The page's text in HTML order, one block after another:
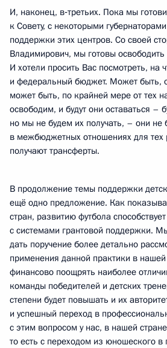
И, наконец, в‑третьих. Пока мы
к Совету, с некоторыми
поддержки этих центров. Со своей
Владимирович, мы готовы освободить
И хотели просить Вас посмотреть, на
и федеральный бюджет. Может быть,
может быть, по крайней мере от тех
освободим, и будут они оставаться –
но мы не будем их получать, – они не
в межбюджетных отношениях для тех
получают трансферты.
В продолжение темы поддержки
ещё одно предложение. Как
стран, развитию футбола
с системами грантовой поддержки.
дать поручение более детально
применения данной практики в
финансово поощрять наиболее
команды победителей и детских
степени будет повышать и их
и успешный переход в
с этим вопросом у нас, в нашей
то есть с переходом из юношеского